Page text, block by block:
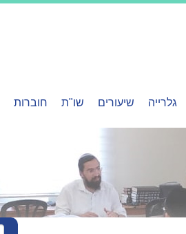
גלרייה שיעורים שו"ת חוברות